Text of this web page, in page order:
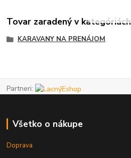
Tovar zaradený v kategóriách
KARAVANY NA PRENÁJOM
Partneri:
Všetko o nákupe
Doprava